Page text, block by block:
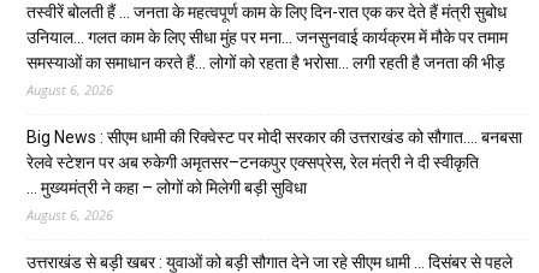
तस्वीरें बोलती हैं … जनता के महत्वपूर्ण काम के लिए दिन-रात एक कर देते हैं मंत्री सुबोध
उनियाल… गलत काम के लिए सीधा मुंह पर मना… जनसुनवाई कार्यक्रम में मौके पर तमाम
समस्याओं का समाधान करते हैं… लोगों को रहता है भरोसा… लगी रहती है जनता की भीड़
August 6, 2026
Big News : सीएम धामी की रिक्वेस्ट पर मोदी सरकार की उत्तराखंड को सौगात…. बनबसा
रेलवे स्टेशन पर अब रुकेगी अमृतसर–टनकपुर एक्सप्रेस, रेल मंत्री ने दी स्वीकृति
… मुख्यमंत्री ने कहा – लोगों को मिलेगी बड़ी सुविधा
August 6, 2026
उत्तराखंड से बड़ी खबर : युवाओं को बड़ी सौगात देने जा रहे सीएम धामी … दिसंबर से पहले